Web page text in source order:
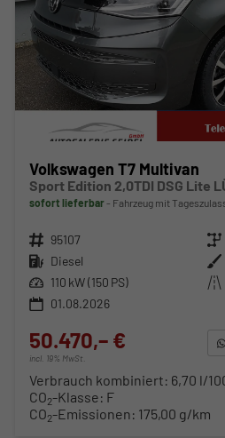
Volkswagen T7 Multivan
Sport Edition 2,0TDI DSG Lite
sofort lieferbar Fahrzeug mit
Fahrzeugnr. 95107 Getriebe
Kraftstoff Diesel Außenfarbe
Leistung 110 kW (150 PS) Kilometerstand
01.08.2026
50.470,– €
incl. 19% MwSt.
Verbrauch kombiniert: 6,70 l/
CO2-Klasse: F
CO2-Emissionen: 175,00 g/km